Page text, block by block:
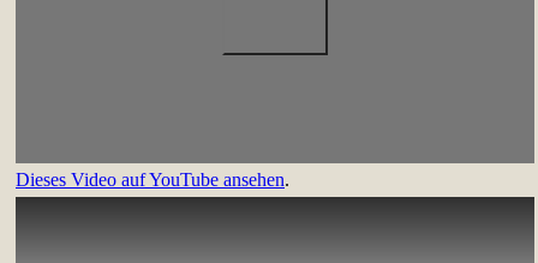
Dieses Video auf YouTube ansehen.